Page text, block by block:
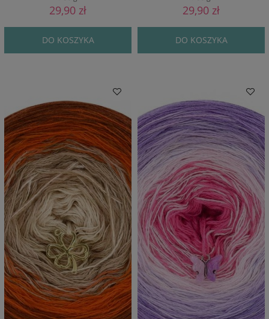
29,90 zł
DO KOSZYKA
29,90 zł
DO KOSZYKA